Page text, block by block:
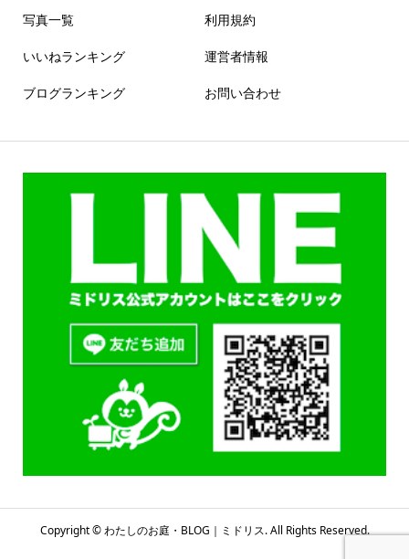
写真一覧
いいねランキング
ブログランキング
利用規約
運営者情報
お問い合わせ
Copyright ©わたしのお庭・BLOG｜ミドリス. All Rights Reserved.